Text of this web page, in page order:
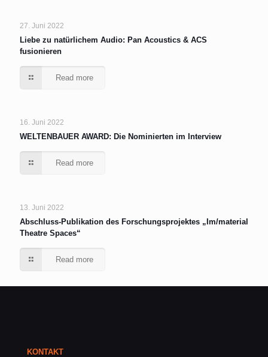
27. Juni 2022
Liebe zu natürlichem Audio: Pan Acoustics & ACS
fusionieren
Read more
16. Juni 2022
WELTENBAUER AWARD: Die Nominierten im Interview
Read more
13. Juni 2022
Abschluss-Publikation des Forschungsprojektes „Im/material
Theatre Spaces“
Read more
KONTAKT